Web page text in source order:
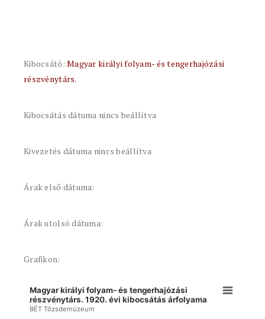
Kibocsátó:Magyar királyi folyam- és tengerhajózási
részvénytárs.
Kibocsátás dátuma nincs beállítva
Kivezetés dátuma nincs beállítva
Árak első dátuma:
Árak utolsó dátuma:
Grafikon:
Magyar királyi folyam- és tengerhajózási
részvénytárs. 1920. évi kibocsátás árfolyama
BÉT Tőzsdemúzeum